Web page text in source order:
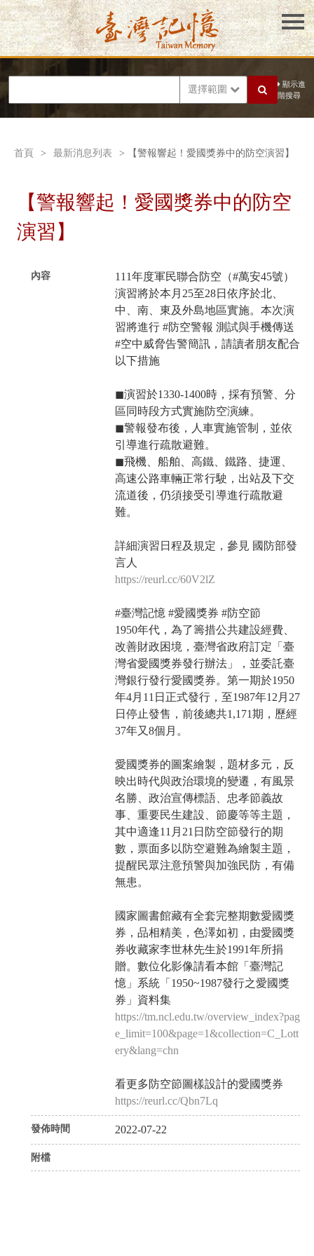
選擇範圍
顯示進
階搜尋
首頁 > 最新消息列表 > 【警報響起！愛國獎券中的防空演習】
【警報響起！愛國獎券中的防空
演習】
內容
111年度軍民聯合防空（#萬安45號）
演習將於本月25至28日依序於北、
中、南、東及外島地區實施。本次演
習將進行 #防空警報 測試與手機傳送
#空中威脅告警簡訊，請讀者朋友配合
以下措施
◼演習於1330-1400時，採有預警、分
區同時段方式實施防空演練。
◼警報發布後，人車實施管制，並依
引導進行疏散避難。
◼飛機、船舶、高鐵、鐵路、捷運、
高速公路車輛正常行駛，出站及下交
流道後，仍須接受引導進行疏散避
難。
詳細演習日程及規定，參見 國防部發
言人
https://reurl.cc/60V2lZ
#臺灣記憶 #愛國獎券 #防空節
1950年代，為了籌措公共建設經費、
改善財政困境，臺灣省政府訂定「臺
灣省愛國獎券發行辦法」，並委託臺
灣銀行發行愛國獎券。第一期於1950
年4月11日正式發行，至1987年12月27
日停止發售，前後總共1,171期，歷經
37年又8個月。
愛國獎券的圖案繪製，題材多元，反
映出時代與政治環境的變遷，有風景
名勝、政治宣傳標語、忠孝節義故
事、重要民生建設、節慶等等主題，
其中適逢11月21日防空節發行的期
數，票面多以防空避難為繪製主題，
提醒民眾注意預警與加強民防，有備
無患。
國家圖書館藏有全套完整期數愛國獎
券，品相精美，色澤如初，由愛國獎
券收藏家李世林先生於1991年所捐
贈。數位化影像請看本館「臺灣記
憶」系統「1950~1987發行之愛國獎
券」資料集
https://tm.ncl.edu.tw/overview_index?pag
e_limit=100&page=1&collection=C_Lott
ery&lang=chn
看更多防空節圖樣設計的愛國獎券
https://reurl.cc/Qbn7Lq
發佈時間 2022-07-22
附檔